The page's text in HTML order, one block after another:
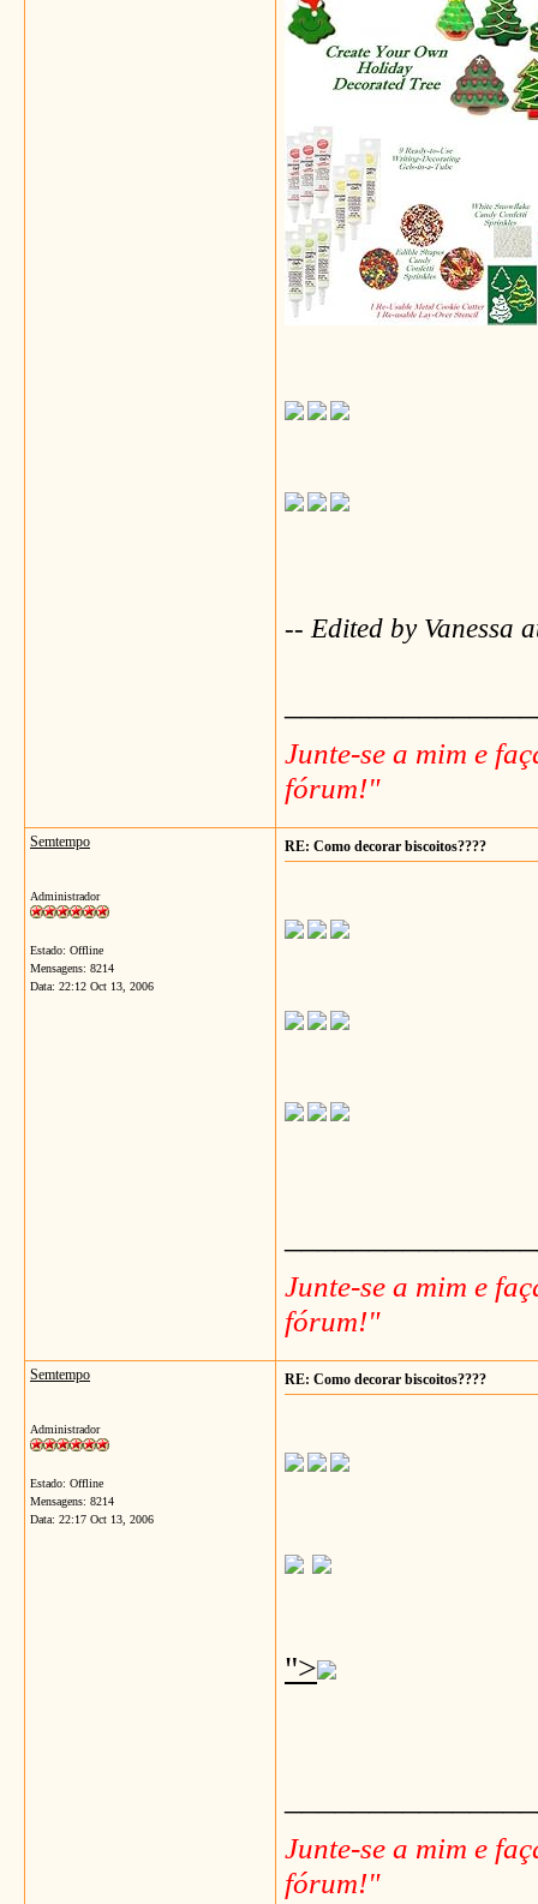
-- Edited by Vanessa
Junte-se a mim e
fórum!"
Semtempo
Administrador
Estado: Offline
Mensagens: 8214
Data: 22:12 Oct 13, 2006
RE: Como decorar biscoitos????
Junte-se a mim e
fórum!"
Semtempo
Administrador
Estado: Offline
Mensagens: 8214
Data: 22:17 Oct 13, 2006
RE: Como decorar biscoitos????
">
Junte-se a mim e
fórum!"